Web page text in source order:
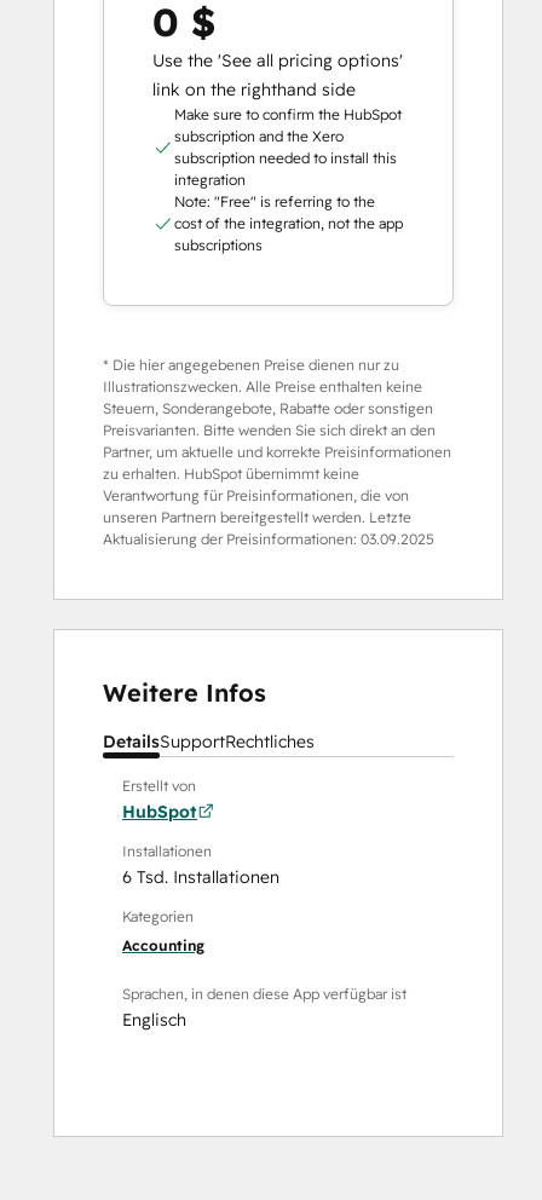
0 $
Use the 'See all pricing options'
link on the righthand side
Make sure to confirm the HubSpot
subscription and the Xero
subscription needed to install this
integration
Note: "Free" is referring to the
cost of the integration, not the app
subscriptions
* Die hier angegebenen Preise dienen nur zu
Illustrationszwecken. Alle Preise enthalten keine
Steuern, Sonderangebote, Rabatte oder sonstigen
Preisvarianten. Bitte wenden Sie sich direkt an den
Partner, um aktuelle und korrekte Preisinformationen
zu erhalten. HubSpot übernimmt keine
Verantwortung für Preisinformationen, die von
unseren Partnern bereitgestellt werden. Letzte
Aktualisierung der Preisinformationen: 03.09.2025
Weitere Infos
DetailsSupportRechtliches
Erstellt von
HubSpot
Installationen
6 Tsd. Installationen
Kategorien
Accounting
Sprachen, in denen diese App verfügbar ist
Englisch